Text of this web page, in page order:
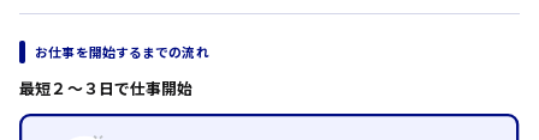
配送・ドライバー
お仕事を開始するまでの流れ
最短２〜３日で仕事開始